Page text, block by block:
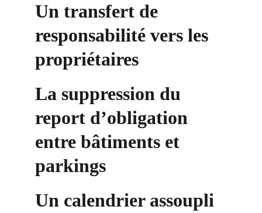
Un transfert de
responsabilité vers les
propriétaires
La suppression du
report d’obligation
entre bâtiments et
parkings
Un calendrier assoupli